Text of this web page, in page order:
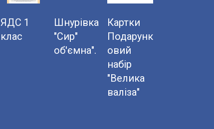
ЯДС 1
клас
Шнурівка
"Сир"
об'ємна".
Картки
Подарунк
овий
набір
"Велика
валіза"